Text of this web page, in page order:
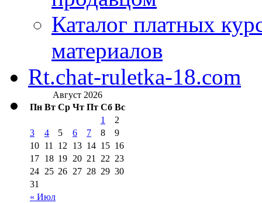
Каталог платных
материалов
Rt.chat-ruletka-18.com
Август 2026
Пн Вт Ср Чт Пт Сб Вс
« Июл
1
2
3
4 5 6 7 8
9
10 11 12 13 14 15 16
17 18 19 20 21 22 23
24 25 26 27 28 29 30
31